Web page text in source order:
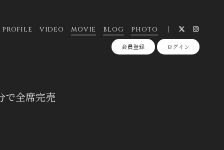
PROFILE VIDEO MOVIE BLOG PHOTO
会員登録 ログイン
で全席完売